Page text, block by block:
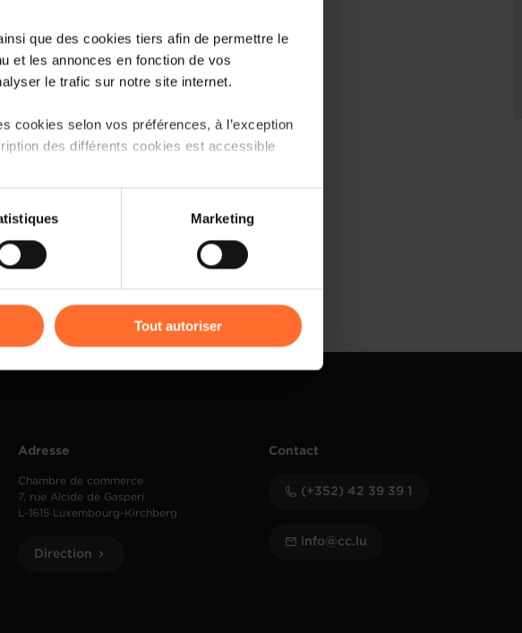
que des cookies tiers afin de permettre le
et les annonces en fonction de vos
le trafic sur notre site internet.
cookies selon vos préférences, à l’exception
des différents cookies est accessible
de vidéos, partage sur les réseaux
Marketing
Tout autoriser
Adresse
Chambre de commerce
7, rue Alcide de Gasperi
L-1615 Luxembourg-Kirchberg
Direction
Contact
(+352) 42 39 39 1
info@cc.lu